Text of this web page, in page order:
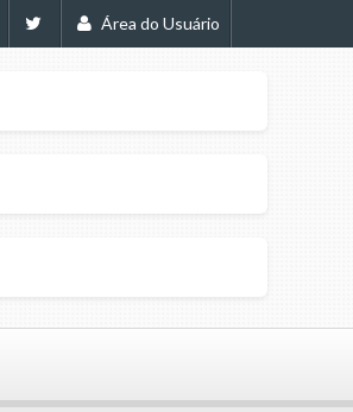
Área do Usuário